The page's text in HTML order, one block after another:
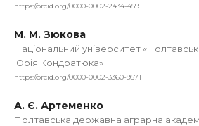
https://orcid.org/0000-0002-2434-4591
М. М. Зюкова
Національний університет
Юрія Кондратюка»
https://orcid.org/0000-0002-3360-9571
А. Є. Артеменко
Полтавська державна аграрна